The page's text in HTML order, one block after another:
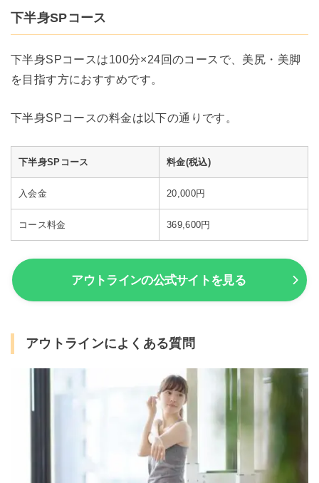
下半身SPコース
下半身SPコースは100分×24回のコースで、美尻・美脚
を目指す方におすすめです。
下半身SPコースの料金は以下の通りです。
下半身SPコース 料金(税込)
入会金 20,000円
コース料金 369,600円
アウトラインの公式サイトを見る
アウトラインによくある質問